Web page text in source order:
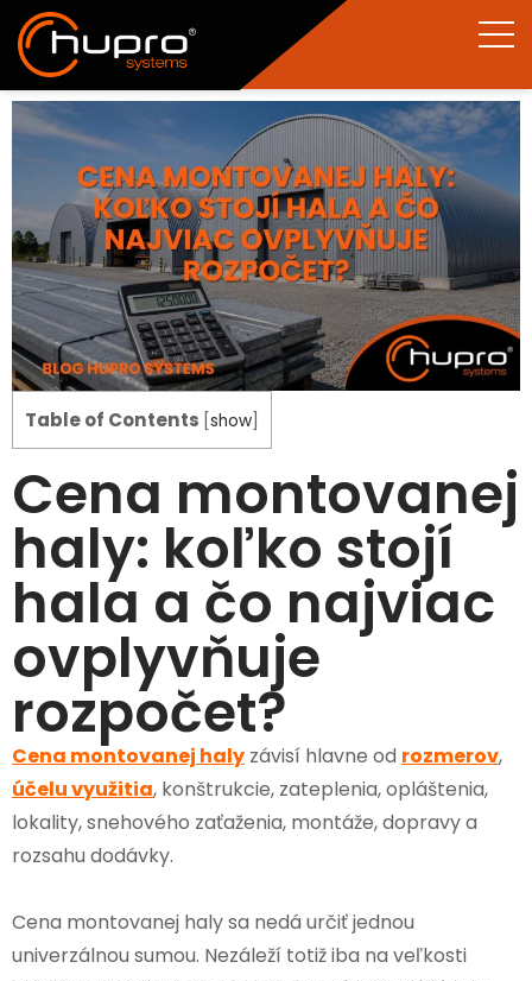
Table of Contents show
Cena montovanej
haly: koľko stojí
hala a čo najviac
ovplyvňuje
rozpočet?
Cena montovanej haly závisí hlavne od rozmerov,
účelu využitia, konštrukcie, zateplenia, opláštenia,
lokality, snehového zaťaženia, montáže, dopravy a
rozsahu dodávky.
Cena montovanej haly sa nedá určiť jednou
univerzálnou sumou. Nezáleží totiž iba na veľkosti